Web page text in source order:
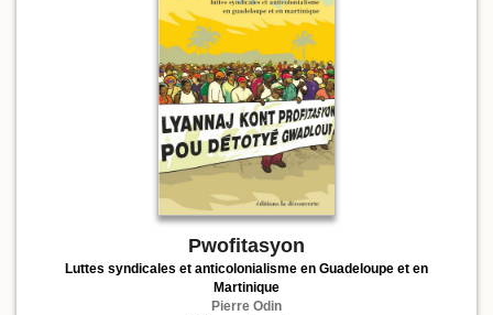
Pwofitasyon
Luttes syndicales et anticolonialisme en Guadeloupe et en
Martinique
Pierre Odin